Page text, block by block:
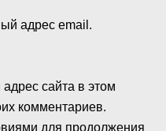
адрес email.
сайта в этом
комментариев.
для продолжения